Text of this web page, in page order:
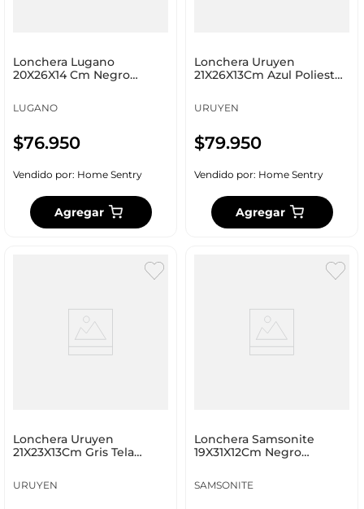
Lonchera Lugano
20X26X14 Cm Negro
LUGANO
$76.950
Vendido por: Home Sentry
Agregar
Lonchera Uruyen
21X26X13Cm Azul Poliester
URUYEN
$79.950
Vendido por: Home Sentry
Agregar
Lonchera Uruyen
21X23X13Cm Gris Tela
URUYEN
Lonchera Samsonite
19X31X12Cm Negro
SAMSONITE